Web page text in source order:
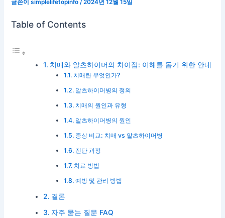
글쓴이simplelifetopinfo /2024년 12월 15일
Table of Contents
치매와 알츠하이머의 차이점: 이해를 돕기 위한 안내
치매란 무엇인가?
알츠하이머병의 정의
치매의 원인과 유형
알츠하이머병의 원인
증상 비교: 치매 vs 알츠하이머병
진단 과정
치료 방법
예방 및 관리 방법
결론
자주 묻는 질문 FAQ